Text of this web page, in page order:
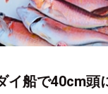
船で40cm頭